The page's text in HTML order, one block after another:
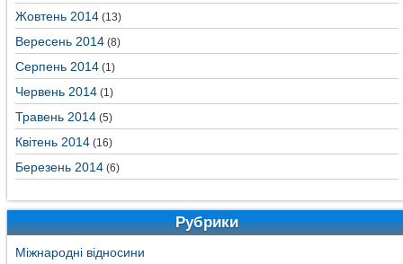
Жовтень 2014 (13)
Вересень 2014 (8)
Серпень 2014 (1)
Червень 2014 (1)
Травень 2014 (5)
Квітень 2014 (16)
Березень 2014 (6)
Рубрики
Міжнародні відносини